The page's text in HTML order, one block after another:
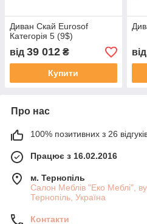
Диван Скай Eurosof
Категорія 5 (9$)
від 39 012 ₴
Купити
від
Про нас
100% позитивних з 26
Працює з 16.02.2016
м. Тернопіль
Салон Меблів "Еко Меблі",
Тернопіль, Україна
Контакти